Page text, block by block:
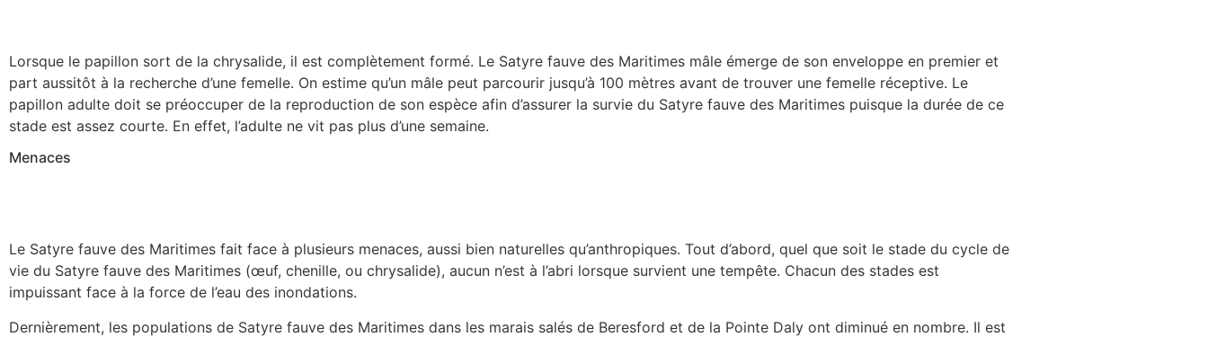
Lorsque le papillon sort de la chrysalide, il est complètement formé. Le Satyre fauve des Maritimes mâle émerge de son enveloppe en premier et
part aussitôt à la recherche d’une femelle. On estime qu’un mâle peut parcourir jusqu’à 100 mètres avant de trouver une femelle réceptive. Le
papillon adulte doit se préoccuper de la reproduction de son espèce afin d’assurer la survie du Satyre fauve des Maritimes puisque la durée de ce
stade est assez courte. En effet, l’adulte ne vit pas plus d’une semaine.
Menaces
Le Satyre fauve des Maritimes fait face à plusieurs menaces, aussi bien naturelles qu’anthropiques. Tout d’abord, quel que soit le stade du cycle de
vie du Satyre fauve des Maritimes (œuf, chenille, ou chrysalide), aucun n’est à l’abri lorsque survient une tempête. Chacun des stades est
impuissant face à la force de l’eau des inondations.
Dernièrement, les populations de Satyre fauve des Maritimes dans les marais salés de Beresford et de la Pointe Daly ont diminué en nombre. Il est